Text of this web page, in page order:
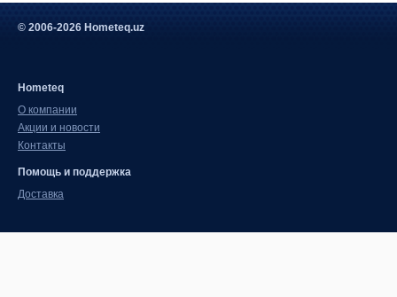
© 2006-2026 Hometeq.uz
Hometeq
О компании
Акции и новости
Контакты
Помощь и поддержка
Доставка